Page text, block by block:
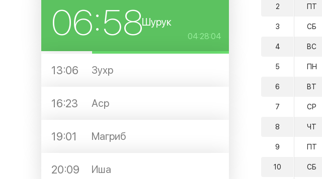
06:58Шурук
04:28:04
13:06 Зухр
16:23 Аср
19:01 Магриб
20:09 Иша
2 ПТ
3 СБ
4 ВС
5 ПН
6 ВТ
7 СР
8 ЧТ
9 ПТ
10 СБ